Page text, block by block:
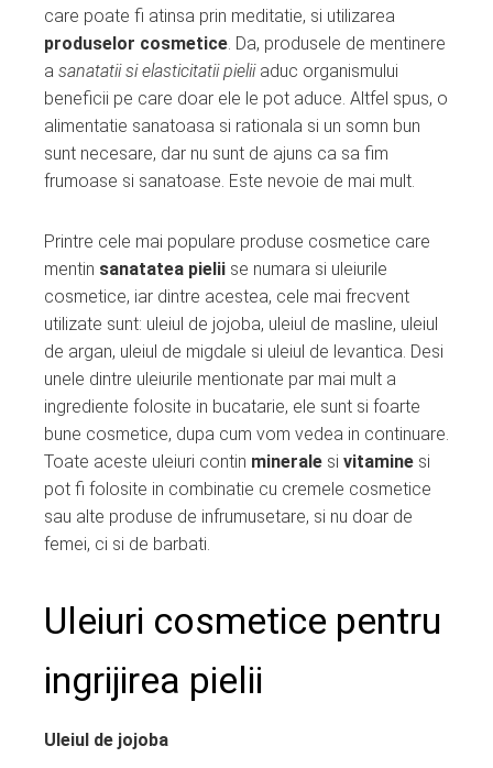
care poate fi atinsa prin meditatie, si utilizarea
produselor cosmetice. Da, produsele de mentinere
a sanatatii si elasticitatii pieliiaduc organismului
beneficii pe care doar ele le pot aduce. Altfel spus, o
alimentatie sanatoasa si rationala si un somn bun
sunt necesare, dar nu sunt de ajuns ca sa fim
frumoase si sanatoase. Este nevoie de mai mult.
Printre cele mai populare produse cosmetice care
mentin sanatatea pielii se numara si uleiurile
cosmetice, iar dintre acestea, cele mai frecvent
utilizate sunt: uleiul de jojoba, uleiul de masline, uleiul
de argan, uleiul de migdale si uleiul de levantica. Desi
unele dintre uleiurile mentionate par mai mult a
ingrediente folosite in bucatarie, ele sunt si foarte
bune cosmetice, dupa cum vom vedea in continuare.
Toate aceste uleiuri contin minerale si vitamine si
pot fi folosite in combinatie cu cremele cosmetice
sau alte produse de infrumusetare, si nu doar de
femei, ci si de barbati.
Uleiuri cosmetice pentru
ingrijirea pielii
Uleiul de jojoba